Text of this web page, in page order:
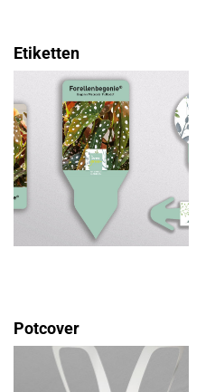
Etiketten
Potcover